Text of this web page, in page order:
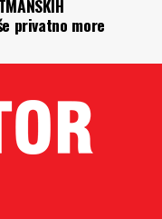
privatno more